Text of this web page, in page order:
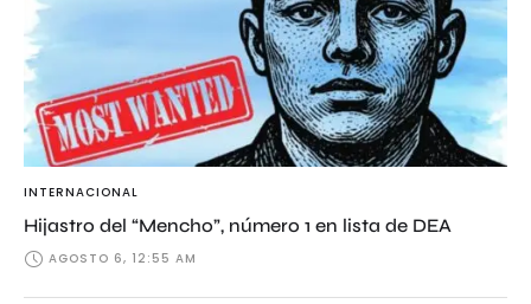
INTERNACIONAL
Hijastro del “Mencho”, número 1 en lista de DEA
AGOSTO 6, 12:55 AM